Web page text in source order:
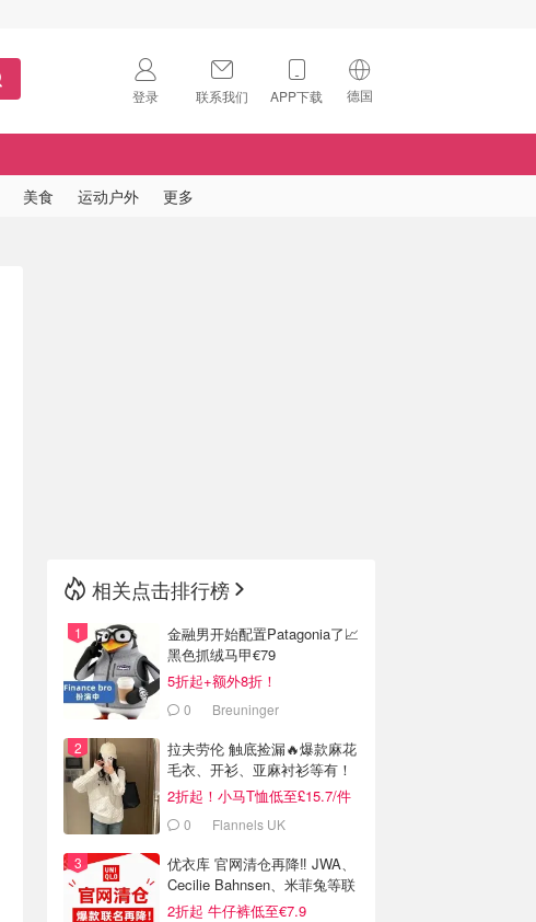
登录 联系我们 APP下载 德国
🇺🇸
美食 运动户外 更多
相关点击排行榜
金融男开始配置Patagonia了📈
黑色抓绒马甲€79
5折起+额外8折！
0 Breuninger
拉夫劳伦 触底捡漏🔥爆款麻花
毛衣、开衫、亚麻衬衫等有！
2折起！小马T恤低至£15.7/件
0 Flannels UK
优衣库 官网清仓再降‼️ JWA、
Cecilie Bahnsen、米菲兔等联
名
2折起 牛仔裤低至€7.9